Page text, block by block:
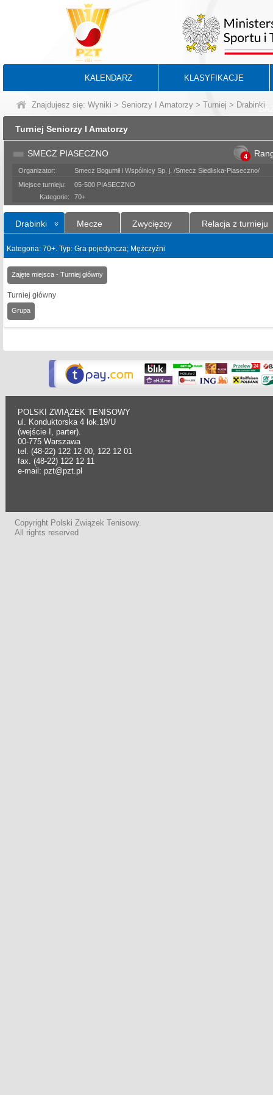
KALENDARZ KLASYFIKACJE
Znajdujesz się: Wyniki > Seniorzy I Amatorzy > Turniej > Drabinki
Turniej Seniorzy I Amatorzy
SMECZ PIASECZNO 4
Organizator:
Smecz Bogumił i Wspólnicy Sp. j. /Smecz Siedliska-Piaseczno/
Miejsce turnieju:
05-500 PIASECZNO
Kategorie:
70+
Drabinki Mecze Zwycięzcy Relacja z turnieju
Kategoria: 70+. Typ: Gra pojedyncza; Mężczyźni
Zajęte miejsca - Turniej główny
Turniej główny
Grupa
POLSKI ZWIĄZEK TENISOWY
ul. Konduktorska 4 lok.19/U
(wejście I, parter).
00-775 Warszawa
tel. (48-22) 122 12 00, 122 12 01
fax. (48-22) 122 12 11
e-mail: pzt@pzt.pl
Copyright Polski Związek Tenisowy.
All rights reserved